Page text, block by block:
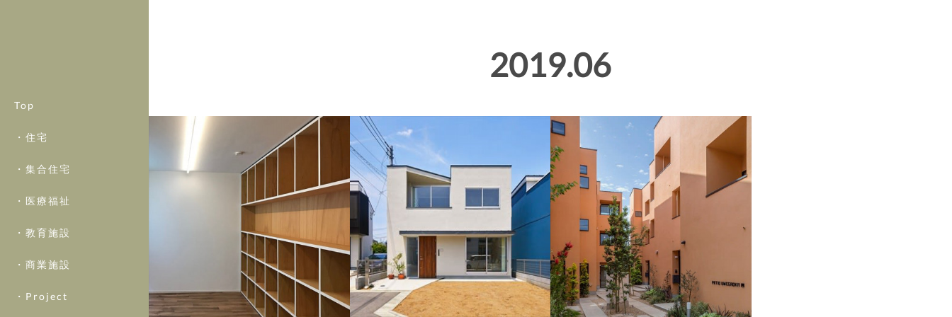
Top
・住宅
・集合住宅
・医療福祉
・教育施設
・商業施設
・Project
2019.06